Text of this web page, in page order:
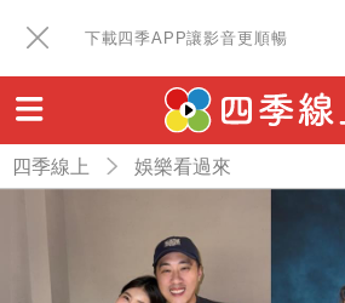
下載四季APP讓影音更順暢
四季線上 娛樂看過來